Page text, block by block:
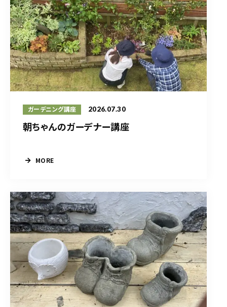
ガーデニング講座 2026.07.30
朝ちゃんのガーデナー講座
MORE